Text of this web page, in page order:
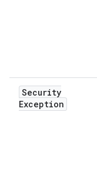
Security
Exception